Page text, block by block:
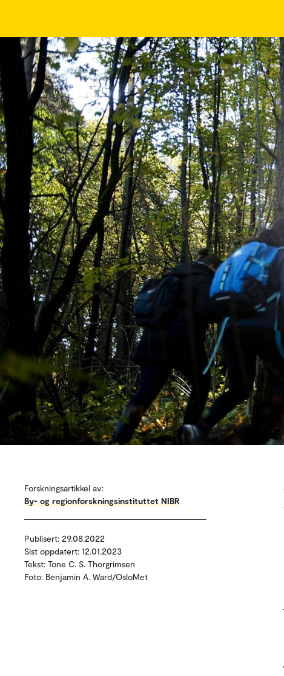
Forskningsartikkel av:
By- og regionforskningsinstituttet NIBR
Publisert: 29.08.2022
Sist oppdatert: 12.01.2023
Tekst: Tone C. S. Thorgrimsen
Foto: Benjamin A. Ward/OsloMet